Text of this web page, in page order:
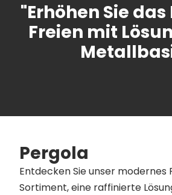
"Erhöhen Sie
Freien mit
Pergola
Entdecken Sie unser modernes
Sortiment, eine raffinierte